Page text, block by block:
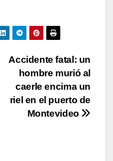
Accidente fatal: un
hombre murió al
caerle encima un
riel en el puerto de
Montevideo